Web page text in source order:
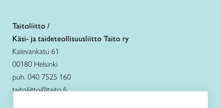
Taitoliitto /
Käsi- ja taideteollisuusliitto Taito ry
Kalevankatu 61
00180 Helsinki
puh. 040 7525 160
taitoliitto@taito.fi